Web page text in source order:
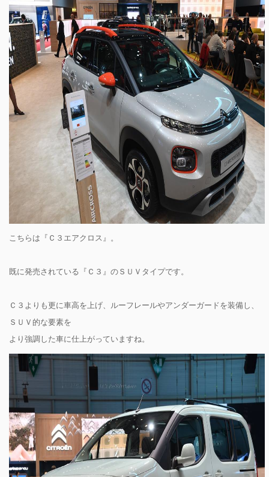
こちらは『Ｃ３エアクロス』。
既に発売されている『Ｃ３』のＳＵＶタイプです。
Ｃ３よりも更に車高を上げ、ルーフレールやアンダーガードを装備し、
ＳＵＶ的な要素を
より強調した車に仕上がっていますね。